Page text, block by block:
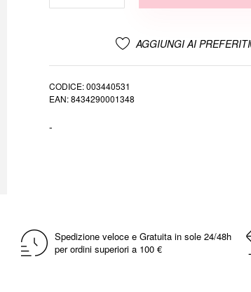
AGGIUNGI AI PREFERITI
CODICE 003440531
EAN 8434290001348
-
Spedizione veloce e Gratuita in sole 24/48h
per ordini superiori a 100 €